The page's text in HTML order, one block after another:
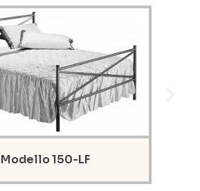
Modello 150-LF